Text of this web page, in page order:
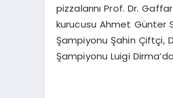
pizzalarını Prof. Dr.
kurucusu Ahmet Günter
Şampiyonu Şahin Çiftçi,
Şampiyonu Luigi